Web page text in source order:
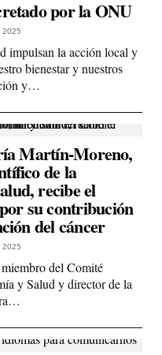
por la ONU
2025
impulsan la acción local y
bienestar y nuestros
y…
Martín-Moreno,
de la
recibe el
su contribución
del cáncer
2025
del Comité
y Salud y director de la